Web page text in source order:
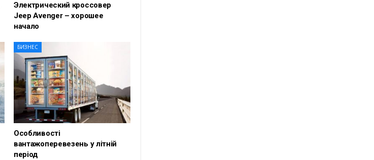
Электрический кроссовер
Jeep Avenger – хорошее
начало
БИЗНЕС
Особливості
вантажоперевезень у літній
період